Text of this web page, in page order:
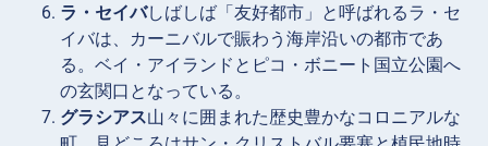
ラ・セイバしばしば「友好都市」と呼ばれるラ・セ
イバは、カーニバルで賑わう海岸沿いの都市であ
る。ベイ・アイランドとピコ・ボニート国立公園へ
の玄関口となっている。
グラシアス山々に囲まれた歴史豊かなコロニアルな